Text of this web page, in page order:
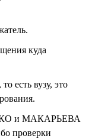
куда
есть вузу, это
и МАКАРЬЕВА
проверки